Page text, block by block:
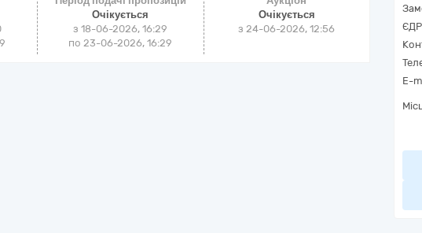
Очікується
з 18-06-2026, 16:29
по 23-06-2026, 16:29
Очікується
з24-06-2026, 12:56
E-